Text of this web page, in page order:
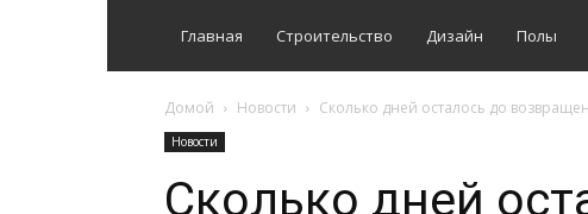
Главная Строительство Дизайн Полы
Домой Новости Сколько дней осталось до
Новости
Сколько дней